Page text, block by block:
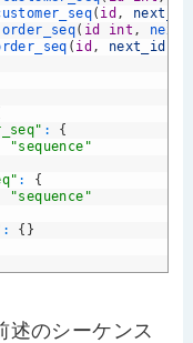
( id , next_id
order_seq( id int ,
( id , next_id
:
{
"sequence"
:
{
"sequence"
: { }
述のシーケンス